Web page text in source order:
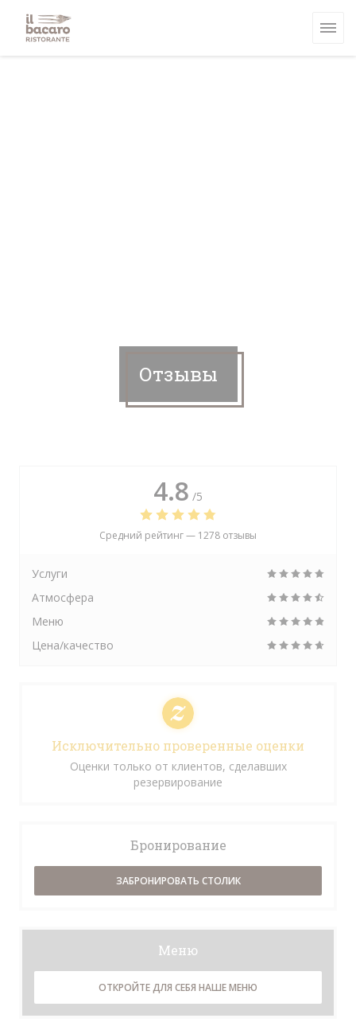
Отзывы
4.8 /5
Средний рейтинг — 1278 отзывы
Услуги
Атмосфера
Меню
Цена/качество
Исключительно проверенные оценки
Оценки только от клиентов, сделавших
резервирование
Бронирование
ЗАБРОНИРОВАТЬ СТОЛИК
Меню
ОТКРОЙТЕ ДЛЯ СЕБЯ НАШЕ МЕНЮ